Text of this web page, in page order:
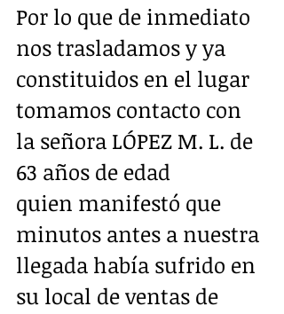
Por lo que de inmediato
nos trasladamos y ya
constituidos en el lugar
tomamos contacto con
la señora LÓPEZ M. L. de
63 años de edad
quien manifestó que
minutos antes a nuestra
llegada había sufrido en
su local de ventas de